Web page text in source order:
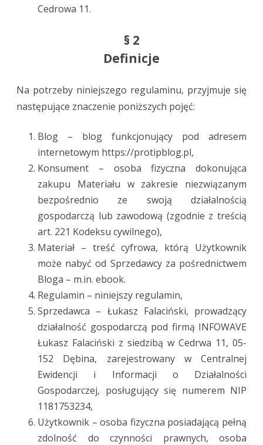
Cedrowa 11.
§ 2
Definicje
Na potrzeby niniejszego regulaminu, przyjmuje się
następujące znaczenie poniższych pojęć:
Blog – blog funkcjonujący pod adresem
internetowym https://protipblog.pl,
Konsument – osoba fizyczna dokonująca
zakupu Materiału w zakresie niezwiązanym
bezpośrednio ze swoją działalnością
gospodarczą lub zawodową (zgodnie z treścią
art. 221 Kodeksu cywilnego),
Materiał – treść cyfrowa, którą Użytkownik
może nabyć od Sprzedawcy za pośrednictwem
Bloga – m.in. ebook.
Regulamin – niniejszy regulamin,
Sprzedawca – Łukasz Falaciński, prowadzący
działalność gospodarczą pod firmą INFOWAVE
Łukasz Falaciński z siedzibą w Cedrwa 11, 05-
152 Dębina, zarejestrowany w Centralnej
Ewidencji i Informacji o Działalności
Gospodarczej, posługujący się numerem NIP
1181753234,
Użytkownik – osoba fizyczna posiadającą pełną
zdolność do czynności prawnych, osoba